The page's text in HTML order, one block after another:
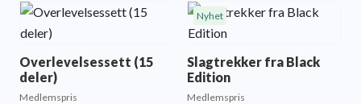
Overlevelsessett (15
deler)
Medlemspris
Nyhet
Slagtrekker fra Black
Edition
Medlemspris